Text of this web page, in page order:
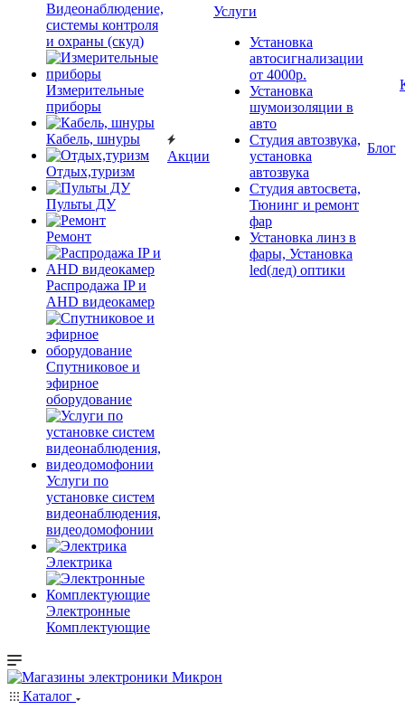
Видеонаблюдение,
системы контроля
и охраны (скуд)
Измерительные
приборы
Кабель, шнуры
Отдых,туризм
Пульты ДУ
Ремонт
Распродажа IP и
AHD видеокамер
Спутниковое и
эфирное
оборудование
Услуги по
установке систем
видеонаблюдения,
видеодомофонии
Электрика
Электронные
Комплектующие
Акции
Услуги
Установка
автосигнализации
от 4000р.
Установка
шумоизоляции в
авто
Студия автозвука,
установка
автозвука
Студия автосвета,
Тюнинг и ремонт
фар
Установка линз в
фары, Установка
led(лед) оптики
Блог
Каталог